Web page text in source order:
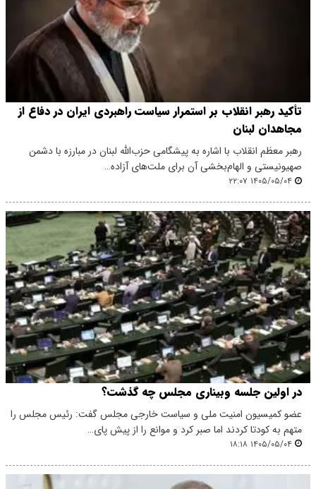
تأکید رهبر انقلاب بر استمرار سیاست راهبردی ایران در دفاع از
مجاهدان لبنان
رهبر معظم انقلاب با اشاره به پیشگامی حزب‌الله لبنان در مبارزه با دشمن
صهیونیستی و الهام‌بخشی آن برای ملت‌های آزاده…
۱۴۰۵/۰۵/۰۴ ۲۲:۰۷
در اولین جلسه وبیناری مجلس چه گذشت؟
عضو کمیسیون امنیت ملی و سیاست خارجی مجلس گفت: رئیس مجلس را
متهم به کودتا کردند اما صبر کرد و موانع را از پیش پای…
۱۴۰۵/۰۵/۰۴ ۱۸:۱۸